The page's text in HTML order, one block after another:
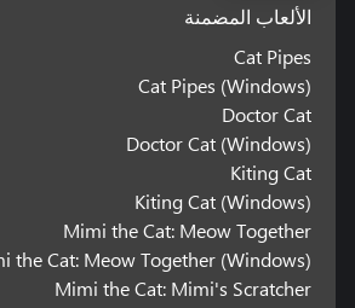
الألعاب المضمنة
Cat Pipes
Cat Pipes (Windows)
Doctor Cat
Doctor Cat (Windows)
Kiting Cat
Kiting Cat (Windows)
Mimi the Cat: Meow Together
the Cat: Meow Together (Windows)
Mimi the Cat: Mimi's Scratcher